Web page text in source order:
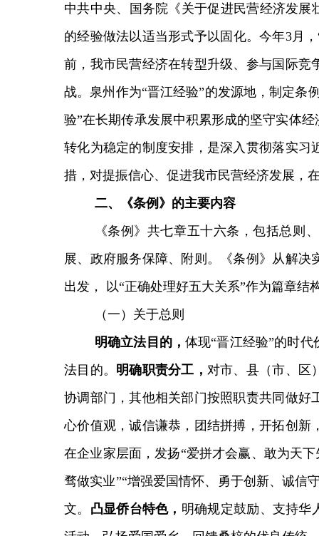
中共中央、国务院《关于促进民营经济发
的经验做法以适当形式予以固化。今年3月
前，我市民营经济在转型升级、参与国际
战。泉州作为“晋江经验”的发源地，制定条
验”在长期传承发展中积累形成的坚守实体
转化为稳定的制度安排，是深入贯彻落实
措，对提振信心、促进我市民营经济发展，
二、《条例》的主要内容
《条例》共七章五十六条，包括总则
展、政府服务保障、附则。《条例》从解
出发， 以“正确处理好五大关系”作为篇章结
（一）关于总则
明确立法目的， 体现“晋江经验”的时
法目的。 明确职责分工， 对市、县（市、区
协调部门，其他相关部门按照职责共同做好
心价值观，诚信谦恭，团结拼搏，开拓创
在企业家层面，发扬“爱拼才会赢、敢为天
骛做实业”“增强爱国情怀、勇于创新、诚信
文。 凸显侨台特色， 明确规定鼓励、支持华